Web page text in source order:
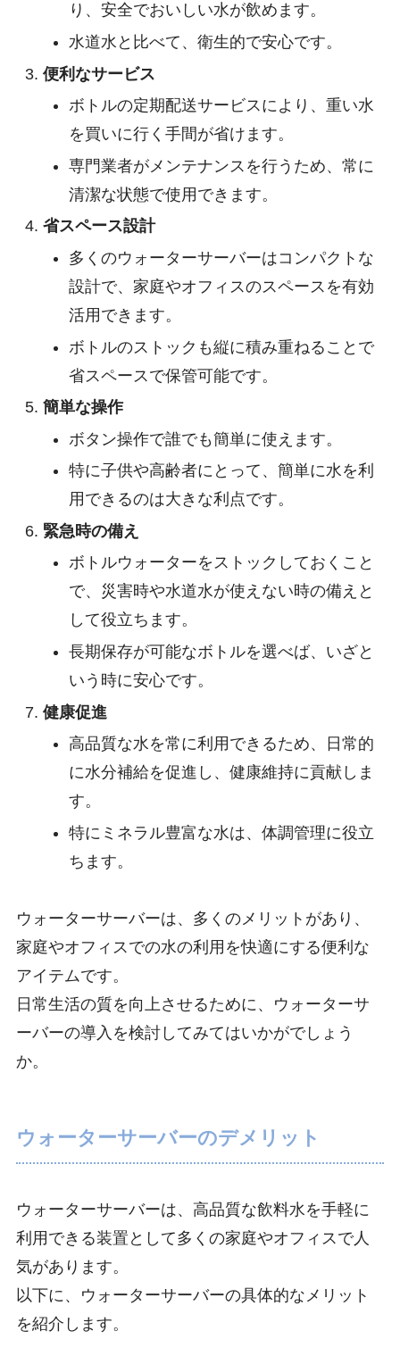
り、安全でおいしい水が飲めます。
水道水と比べて、衛生的で安心です。
便利なサービス
ボトルの定期配送サービスにより、重い水
を買いに行く手間が省けます。
専門業者がメンテナンスを行うため、常に
清潔な状態で使用できます。
省スペース設計
多くのウォーターサーバーはコンパクトな
設計で、家庭やオフィスのスペースを有効
活用できます。
ボトルのストックも縦に積み重ねることで
省スペースで保管可能です。
簡単な操作
ボタン操作で誰でも簡単に使えます。
特に子供や高齢者にとって、簡単に水を利
用できるのは大きな利点です。
緊急時の備え
ボトルウォーターをストックしておくこと
で、災害時や水道水が使えない時の備えと
して役立ちます。
長期保存が可能なボトルを選べば、いざと
いう時に安心です。
健康促進
高品質な水を常に利用できるため、日常的
に水分補給を促進し、健康維持に貢献しま
す。
特にミネラル豊富な水は、体調管理に役立
ちます。
ウォーターサーバーは、多くのメリットがあり、
家庭やオフィスでの水の利用を快適にする便利な
アイテムです。
日常生活の質を向上させるために、ウォーターサ
ーバーの導入を検討してみてはいかがでしょう
か。
ウォーターサーバーのデメリット
ウォーターサーバーは、高品質な飲料水を手軽に
利用できる装置として多くの家庭やオフィスで人
気があります。
以下に、ウォーターサーバーの具体的なメリット
を紹介します。